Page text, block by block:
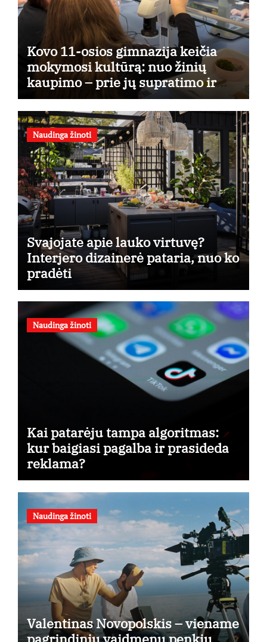
Kovo 11-osios gimnazija keičia
mokymosi kultūrą: nuo žinių
kaupimo – prie jų supratimo ir
taikymo
Naudinga žinoti
Svajojate apie lauko virtuvę?
Interjero dizainerė pataria, nuo ko
pradėti
Naudinga žinoti
Kai patarėju tampa algoritmas:
kur baigiasi pagalba ir prasideda
reklama?
Naudinga žinoti
Valentinas Novopolskis – viename
pagrindinių vaidmenų penkių